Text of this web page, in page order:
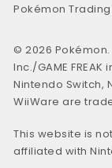
Pokémon
© 2026
Inc./GAME
Nintendo Switch,
WiiWare are
This website is
affiliated with